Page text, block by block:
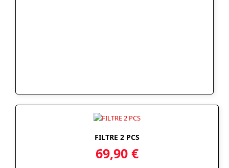
FILTRE 2 PCS
69,90 €